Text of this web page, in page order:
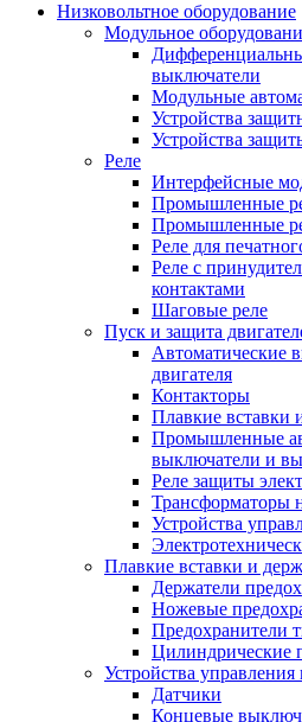
Низковольтное оборудование
Модульное
выключатели
Модульные
Устройства
Устройства
Реле
Интерфейсные
Промышленные
Промышленные
Реле для
Реле с
контактами
Шаговые реле
Пуск и защита
Автоматические
двигателя
Контакторы
Плавкие вставки
Промышленные
выключатели и
Реле защиты
Трансформаторы
Устройства
Плавкие вставки и
Держатели
Ножевые
Предохранители
Цилиндрические
Устройства
Датчики
Концевые